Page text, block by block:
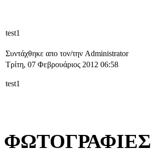
test1
Συντάχθηκε απο τον/την Administrator
Τρίτη, 07 Φεβρουάριος 2012 06:58
test1
ΦΩΤΟΓΡΑΦΙΕΣ